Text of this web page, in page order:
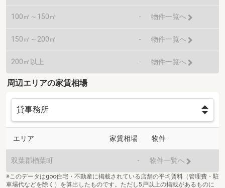
100㎡～150㎡ - 物件一覧へ
150㎡～200㎡ - 物件一覧へ
200㎡以上 - 物件一覧へ
周辺エリアの家賃相場
エリア 家賃相場 物件
双葉郡楢葉町 - 物件一覧へ
※このデータはgoo住宅・不動産に掲載されている店舗の平均賃料（管理費・駐
車場代などを除く）を算出したものです。ただし5戸以上の掲載があるものに